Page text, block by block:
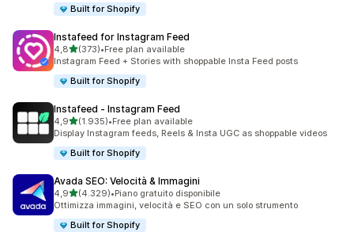
Built for Shopify
Instafeed for Instagram Feed
4,8stelle su 5
(373)
373 recensioni totali
•Free plan available
Instagram Feed + Stories with shoppable Insta Feed posts
Built for Shopify
Instafeed ‑ Instagram Feed
4,9stelle su 5
(1.935)
1935 recensioni totali
•Free plan available
Display Instagram feeds, Reels & Insta UGC as shoppable videos
Built for Shopify
Avada SEO: Velocità & Immagini
4,9stelle su 5
(4.329)
4329 recensioni totali
•Piano gratuito disponibile
Ottimizza immagini, velocità e SEO con un solo strumento
Built for Shopify